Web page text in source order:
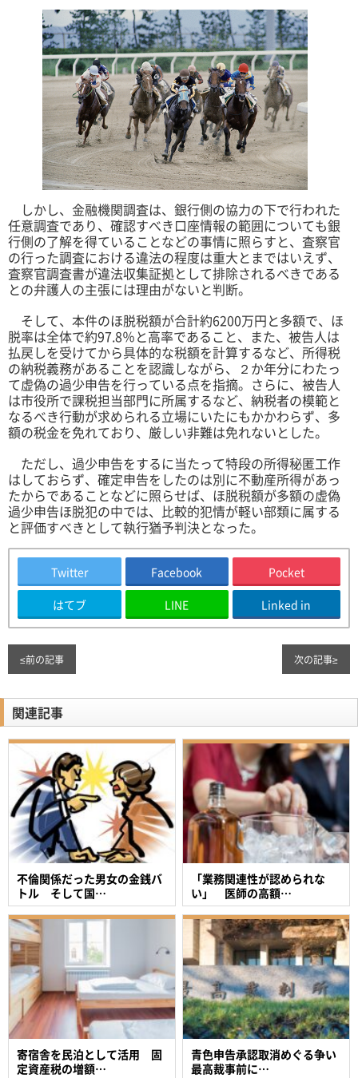
しかし、金融機関調査は、銀行側の協力の下で行われた
任意調査であり、確認すべき口座情報の範囲についても銀
行側の了解を得ていることなどの事情に照らすと、査察官
の行った調査における違法の程度は重大とまではいえず、
査察官調査書が違法収集証拠として排除されるべきである
との弁護人の主張には理由がないと判断。
そして、本件のほ脱税額が合計約6200万円と多額で、ほ
脱率は全体で約97.8％と高率であること、また、被告人は
払戻しを受けてから具体的な税額を計算するなど、所得税
の納税義務があることを認識しながら、２か年分にわたっ
て虚偽の過少申告を行っている点を指摘。さらに、被告人
は市役所で課税担当部門に所属するなど、納税者の模範と
なるべき行動が求められる立場にいたにもかかわらず、多
額の税金を免れており、厳しい非難は免れないとした。
ただし、過少申告をするに当たって特段の所得秘匿工作
はしておらず、確定申告をしたのは別に不動産所得があっ
たからであることなどに照らせば、ほ脱税額が多額の虚偽
過少申告ほ脱犯の中では、比較的犯情が軽い部類に属する
と評価すべきとして執行猶予判決となった。
Twitter Facebook Pocket
はてブ LINE Linked in
≤前の記事 次の記事≥
関連記事
「業務関連性が認められな
い」 医師の高額…
不倫関係だった男女の金銭バ
トル そして国…
青色申告承認取消めぐる争い
最高裁事前に…
寄宿舎を民泊として活用 固
定資産税の増額…